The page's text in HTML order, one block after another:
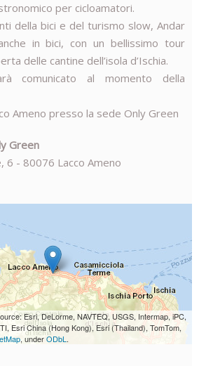
per cicloamatori.
della bici e del turismo slow, Andar
in bici, con un bellissimo tour
delle cantine dell’isola d’Ischia.
comunicato al momento della
Ameno presso la sede Only Green
Green
6 - 80076 Lacco Ameno
Esri, DeLorme, NAVTEQ, USGS, Intermap, iPC,
Esri China (Hong Kong), Esri (Thailand), TomTom,
, underODbL.